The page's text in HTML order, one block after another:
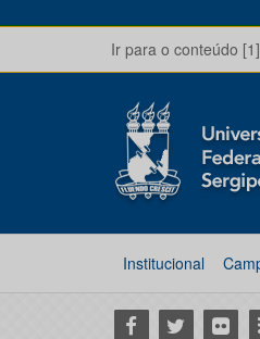
Ir para o conteúdo [1]
Institucional
Facebook
Twitter Flickr